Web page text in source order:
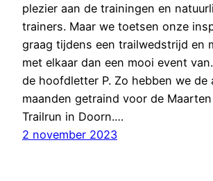
plezier aan de trainingen en
trainers. Maar we toetsen onze
graag tijdens een trailwedstrijd en
met elkaar dan een mooi event
de hoofdletter P. Zo hebben we de
maanden getraind voor de
Trailrun in Doorn.…
2 november 2023